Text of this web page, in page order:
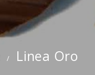
Linea Oro